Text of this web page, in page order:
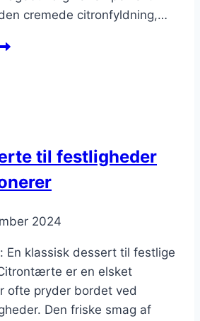
cremede citronfyldning,…
til festligheder
2024
klassisk dessert til festlige
er en elsket
ofte pryder bordet ved
Den friske smag af